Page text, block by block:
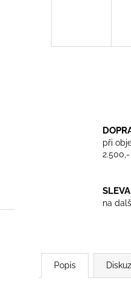
při
2.500,-
na
Popis